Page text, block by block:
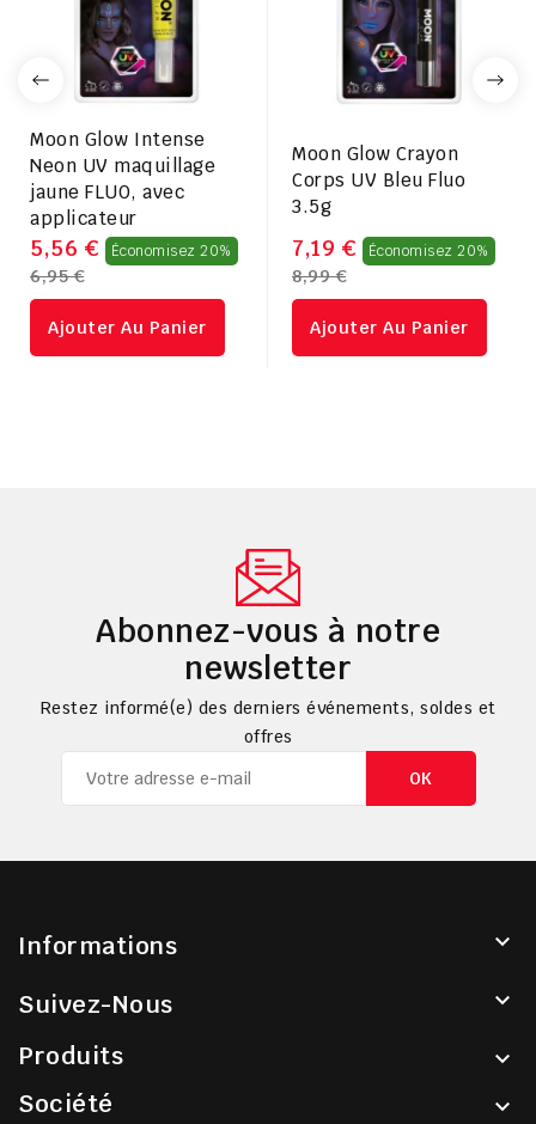
Moon Glow Intense
Neon UV maquillage
jaune FLUO, avec
applicateur
5,56 € Économisez 20% Prix
​​
régulier
6,95 €
Ajouter Au Panier
Moon Glow Crayon
Corps UV Bleu Fluo
3.5g
7,19 € Économisez 20% Prix
​​
8,99 €
Ajouter Au Panier
Abonnez-vous à notre
newsletter
Restez informé(e) des derniers événements, soldes et
offres
Informations 
Suivez-Nous 
Produits 
Société 